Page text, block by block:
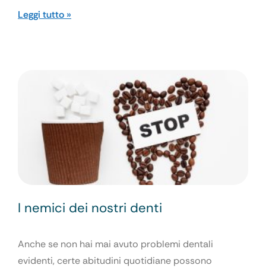
Leggi tutto »
I nemici dei nostri denti
Anche se non hai mai avuto problemi dentali
evidenti, certe abitudini quotidiane possono